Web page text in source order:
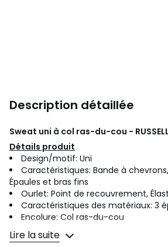
Description détaillée
Sweat uni à col ras-du-cou - RUSSELL
Détails produit
Design/motif: Uni
Caractéristiques: Bande à
Épaules et bras fins
Ourlet: Point de recouvrement,
Caractéristiques des matériaux: 3
Encolure: Col ras-du-cou
Ourlets bras: Point de
Type de manches: Manches
Lire la suite